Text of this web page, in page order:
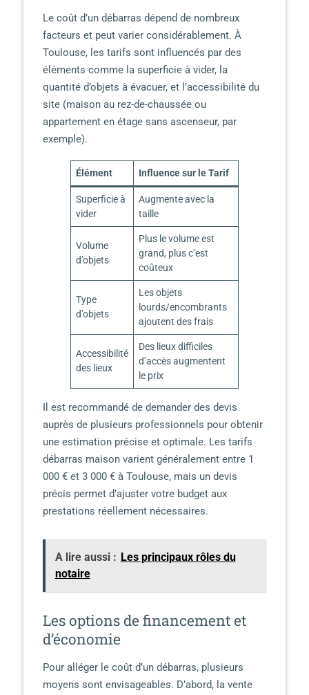
Le coût d’un débarras dépend de nombreux
facteurs et peut varier considérablement. À
Toulouse, les tarifs sont influencés par des
éléments comme la superficie à vider, la
quantité d’objets à évacuer, et l’accessibilité du
site (maison au rez-de-chaussée ou
appartement en étage sans ascenseur, par
exemple).
Élément Influence sur le Tarif
Superficie à
vider
Augmente avec la
taille
Volume
d’objets
Plus le volume est
grand, plus c’est
coûteux
Type
d’objets
Les objets
lourds/encombrants
ajoutent des frais
Accessibilité
des lieux
Des lieux difficiles
d’accès augmentent
le prix
Il est recommandé de demander des devis
auprès de plusieurs professionnels pour obtenir
une estimation précise et optimale. Les tarifs
débarras maison varient généralement entre 1
000 € et 3 000 € à Toulouse, mais un devis
précis permet d’ajuster votre budget aux
prestations réellement nécessaires.
A lire aussi : Les principaux rôles du
notaire
Les options de financement et
d’économie
Pour alléger le coût d’un débarras, plusieurs
moyens sont envisageables. D’abord, la vente